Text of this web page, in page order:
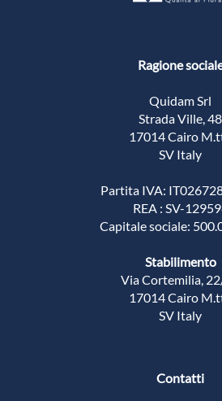
Ragione
Quidam Srl
Strada Ville, 48
17014 Cairo
SV Italy
Partita IVA:
REA : SV-
Capitale sociale:
Stabilimento
Via Cortemilia,
17014 Cairo
SV Italy
Contatti